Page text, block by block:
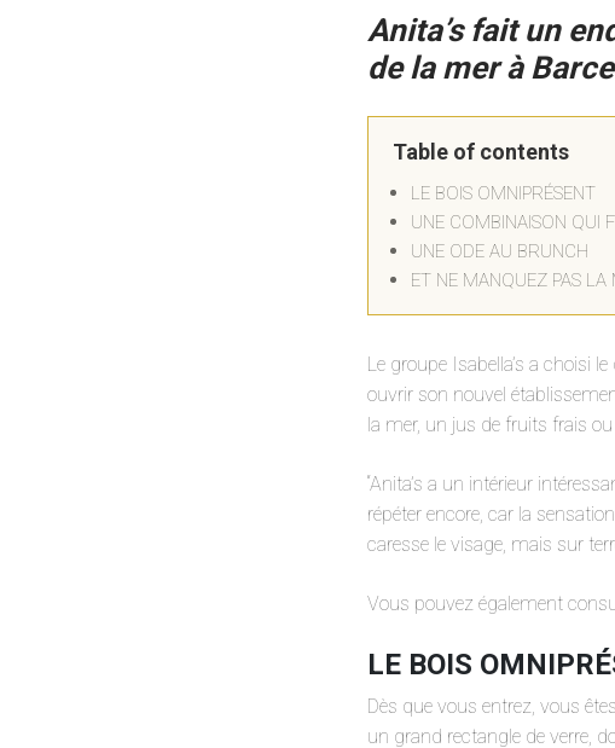
Anita’s fait un
de la mer à
Table of contents
LE BOIS OMNIPRÉSENT
UNE COMBINAISON QUI
UNE ODE AU BRUNCH
ET NE MANQUEZ PAS LA
Le groupe Isabella’s a choisi
ouvrir son nouvel
la mer, un jus de fruits frais
“Anita’s a un intérieur
répéter encore, car la
caresse le visage, mais sur
Vous pouvez également
LE BOIS
Dès que vous entrez, vous
un grand rectangle de verre,